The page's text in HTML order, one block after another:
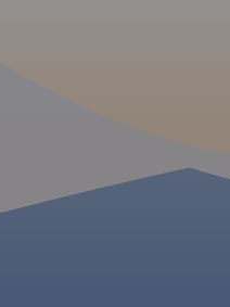
Mapa dodatkowo zawiera: